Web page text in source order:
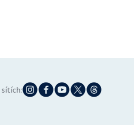
sítích: